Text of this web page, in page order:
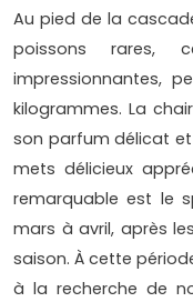
Au pied de la
poissons rares,
impressionnantes,
kilogrammes. La
son parfum délicat
mets délicieux
remarquable est le
mars à avril, après
saison. À cette
à la recherche de